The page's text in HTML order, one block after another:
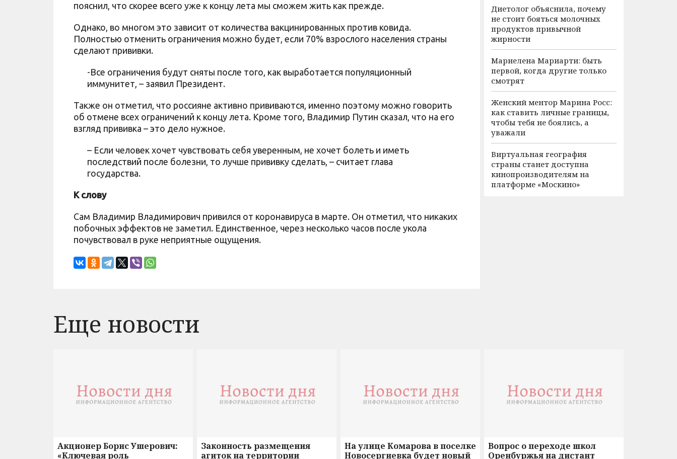
пояснил, что скорее всего уже к концу лета мы сможем жить как прежде.
Однако, во многом это зависит от количества вакцинированных против ковида.
Полностью отменить ограничения можно будет, если 70% взрослого населения страны
сделают прививки.
-Все ограничения будут сняты после того, как выработается популяционный
иммунитет, – заявил Президент.
Также он отметил, что россияне активно прививаются, именно поэтому можно говорить
об отмене всех ограничений к концу лета. Кроме того, Владимир Путин сказал, что на его
взгляд прививка – это дело нужное.
– Если человек хочет чувствовать себя уверенным, не хочет болеть и иметь
последствий после болезни, то лучше прививку сделать, – считает глава
государства.
К слову
Сам Владимир Владимирович привился от коронавируса в марте. Он отметил, что никаких
побочных эффектов не заметил. Единственное, через несколько часов после укола
почувствовал в руке неприятные ощущения.
Диетолог объяснила, почему
не стоит бояться молочных
продуктов привычной
жирности
Мариелена Мариарти: быть
первой, когда другие только
смотрят
Женский ментор Марина Росс:
как ставить личные границы,
чтобы тебя не боялись, а
уважали
Виртуальная география
страны станет доступна
кинопроизводителям на
платформе «Москино»
Еще новости
Акционер Борис Ушерович:
«Ключевая роль
Законность размещения
агиток на территории
На улице Комарова в поселке
Новосергиевка будет новый
Вопрос о переходе школ
Оренбуржья на дистант